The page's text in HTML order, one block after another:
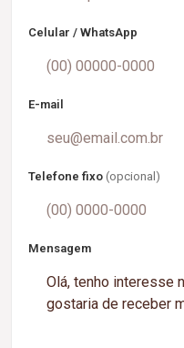
Celular / WhatsApp
E-mail
Telefone fixo (opcional)
Mensagem